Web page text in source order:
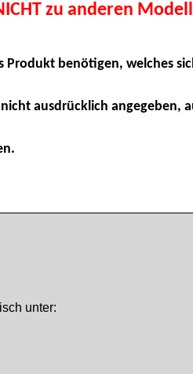
zu anderen
Produkt benötigen, welches
ausdrücklich angegeben,
unter: